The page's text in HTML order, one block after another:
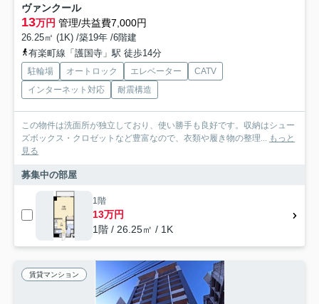
ヴァンクール
13万円 管理/共益費7,000円
26.25㎡ (1K) /築19年 /6階建
有楽町線「護国寺」駅 徒歩14分
駐輪場 オートロック エレベーター
CATV
インターネット対応
耐震構造
この物件は洗面所が独立しており、使い勝手も良好です。収納はシュー
ズボックス・クロゼットなど豊富なので、衣類や履き物の整理...
もっと
見る
募集中の部屋
1階
13万円
1階 / 26.25㎡ / 1K
賃貸マンション